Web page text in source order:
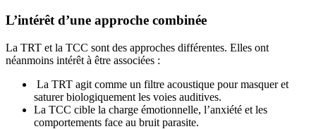
L’intérêt d’une approche combinée
La TRT et la TCC sont des approches différentes. Elles ont
néanmoins intérêt à être associées :
La TRT agit comme un filtre acoustique pour masquer et
saturer biologiquement les voies auditives.
La TCC cible la charge émotionnelle, l’anxiété et les
comportements face au bruit parasite.